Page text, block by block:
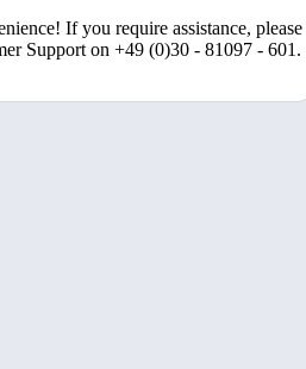
If you require assistance, please
Support on +49 (0)30 - 81097 - 601.